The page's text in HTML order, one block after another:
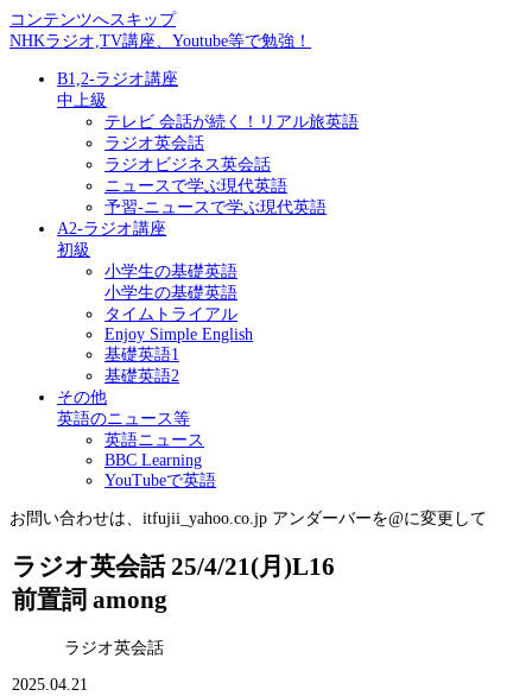
コンテンツへスキップ
NHKラジオ,TV講座、Youtube等で勉強！
B1,2-ラジオ講座
中上級
テレビ 会話が続く！リアル旅英語
ラジオ英会話
ラジオビジネス英会話
ニュースで学ぶ現代英語
予習-ニュースで学ぶ現代英語
A2-ラジオ講座
初級
小学生の基礎英語
小学生の基礎英語
タイムトライアル
Enjoy Simple English
基礎英語1
基礎英語2
その他
英語のニュース等
英語ニュース
BBC Learning
YouTubeで英語
お問い合わせは、itfujii_yahoo.co.jp アンダーバーを@に変更して
ラジオ英会話 25/4/21(月)L16
前置詞 among
ラジオ英会話
2025.04.21